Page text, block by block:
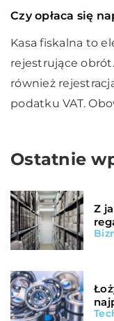
Czy opłaca się
Kasa fiskalna to
rejestrujące
również
podatku VAT.
Ostatnie
Z